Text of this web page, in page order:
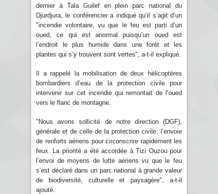
dernier à Tala Guilef en plein parc national du
Djurdjura, le conférencier a indiqué qu’il s’agit d’un
"incendie volontaire, vu que le feu est parti d’un
oued, ce qui est anormal puisqu’un oued est
l’endroit le plus humide dans une forêt et les
plantes qui s’y trouvent sont vertes", a-t-il expliqué.
Il a rappelé la mobilisation de deux hélicoptères
bombardiers d’eau de la protection civile pour
intervenir sur cet incendie qui remontait de l’oued
vers le flanc de montagne.
"Nous avons sollicité de notre direction (DGF),
générale et de celle de la protection civile, l’envoie
de renforts aériens pour circonscrire rapidement les
feux. La priorité a été accordée à Tizi Ouzou pour
l’envoi de moyens de lutte aériens vu que le feu
s’est déclaré dans un parc national à grande valeur
de biodiversité, culturelle et paysagère", a-t-il
ajouté.